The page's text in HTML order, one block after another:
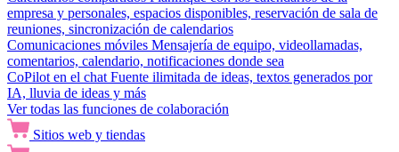
empresa y personales, espacios disponibles, reservación de sala de
reuniones, sincronización de calendarios
Comunicaciones móviles Mensajería de equipo, videollamadas,
comentarios, calendario, notificaciones donde sea
CoPilot en el chat Fuente ilimitada de ideas, textos generados por
IA, lluvia de ideas y más
Ver todas las funciones de colaboración
Sitios web y tiendas